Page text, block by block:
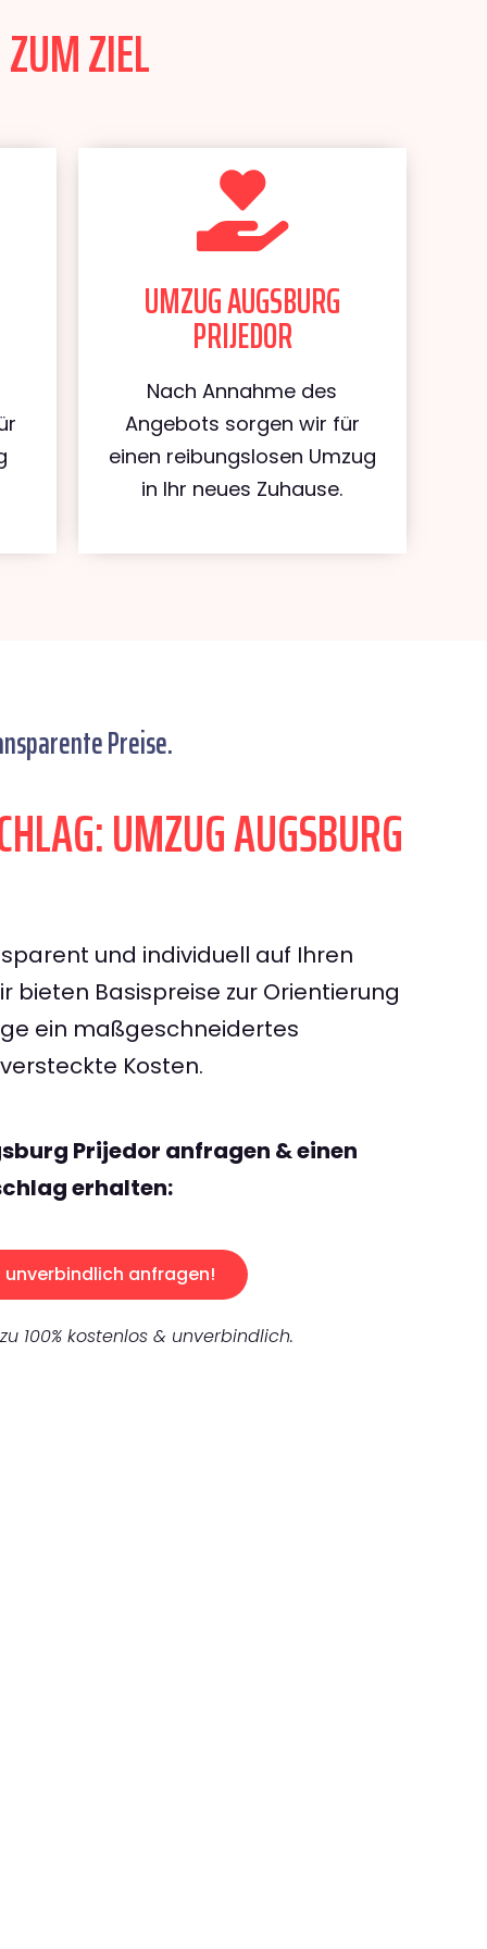
ZIEL
UMZUG AUGSBURG
PRIJEDOR
Nach Annahme des
Angebots sorgen wir für
einen reibungslosen Umzug
in Ihr neues Zuhause.
Preise.
UMZUG AUGSBURG
und individuell auf Ihren
bieten Basispreise zur Orientierung
ein maßgeschneidertes
Kosten.
Prijedor anfragen & einen
erhalten:
unverbindlich anfragen!
100% kostenlos & unverbindlich.